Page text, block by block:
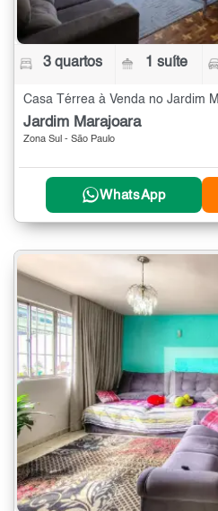
3 quartos 1 suíte
Jardim Marajoara
Zona Sul - São Paulo
WhatsApp